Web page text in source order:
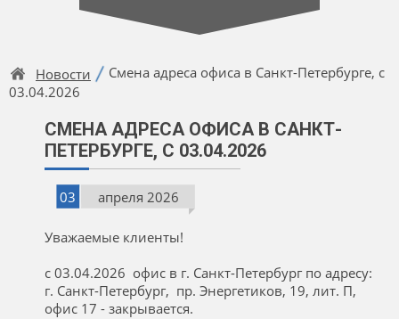
Новости
Смена адреса офиса в Санкт-Петербурге, с
03.04.2026
СМЕНА АДРЕСА ОФИСА В САНКТ-
ПЕТЕРБУРГЕ, С 03.04.2026
03 апреля 2026
Уважаемые клиенты!
с 03.04.2026 офис в г. Санкт-Петербург по адресу:
г. Санкт-Петербург, пр. Энергетиков, 19, лит. П,
офис 17 - закрывается.